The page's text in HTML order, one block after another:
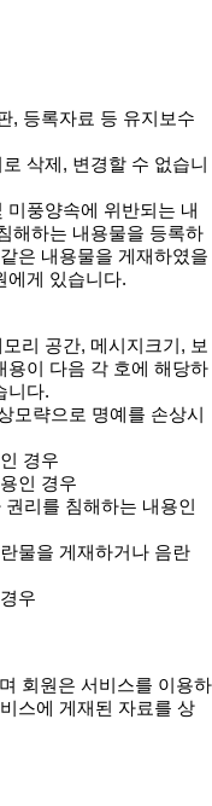
, 등록자료 등 유지보수
삭제, 변경할 수 없습니
풍양속에 위반되는 내
해하는 내용물을 등록하
은 내용물을 게재하였을
에게 있습니다.
리 공간, 메시지크기, 보
용이 다음 각 호에 해당하
니다.
모략으로 명예를 손상시
경우
인 경우
리를 침해하는 내용인
물을 게재하거나 음란
우
회원은 서비스를 이용하
스에 게재된 자료를 상